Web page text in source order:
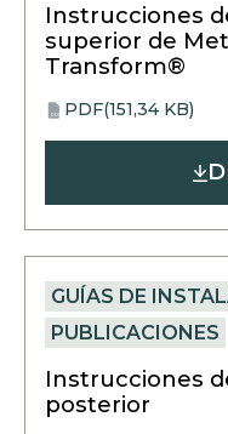
Instrucciones
superior de
Transform®
PDF PDF(151,34 KB)
opens
in
GUÍAS DE
PUBLICACIONES
Instrucciones
posterior